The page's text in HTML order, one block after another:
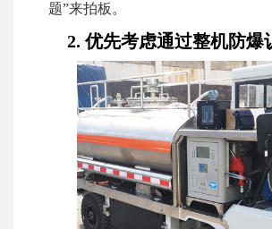
题”来拍板。
2. 优先考虑通过整机防爆